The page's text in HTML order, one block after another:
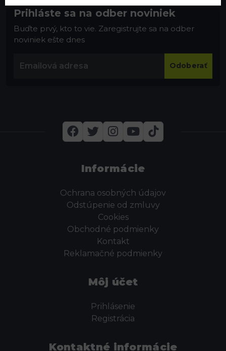
Prihláste sa na odber noviniek
Buďte prvý, kto to vie. Zaregistrujte sa na odber
noviniek ešte dnes
Odoberať
Informácie
Ochrana osobných údajov
Odstúpenie od zmluvy
Cookies
Obchodné podmienky
Kontakt
Reklamačné podmienky
Môj účet
Prihlásenie
Registrácia
Kontaktné informácie